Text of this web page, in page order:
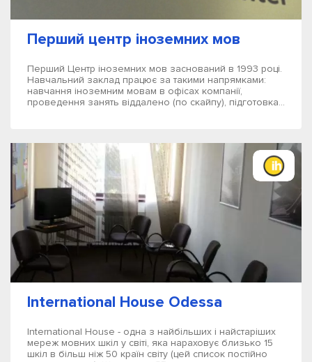
Перший центр іноземних мов
Перший Центр іноземних мов заснований в 1993 році.
Навчальний заклад працює за такими напрямками:
навчання іноземним мовам в офісах компанії,
проведення занять віддалено (по скайпу), підготовка...
International House Odessa
International House - одна з найбільших і найстаріших
мереж мовних шкіл у світі, яка нараховує близько 15
шкіл в більш ніж 50 країн світу (цей список постійно